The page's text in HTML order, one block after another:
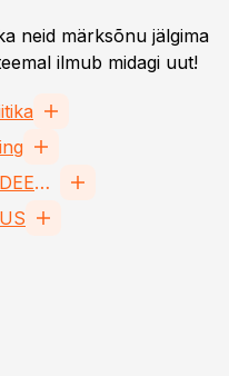
neid märksõnu jälgima
ilmub midagi uut!
EESTI LOGISTIKA JA EKSPEDEERIMISE ASSOTSIATSIOON MTÜ